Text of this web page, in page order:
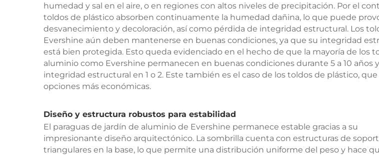
humedad y sal en el aire, o en regiones con altos niveles de precipitación. Por el
toldos de plástico absorben continuamente la humedad dañina, lo que puede
desvanecimiento y decoloración, así como pérdida de integridad estructural. Los
Evershine aún deben mantenerse en buenas condiciones, ya que su integridad
está bien protegida. Esto queda evidenciado en el hecho de que la mayoría de los
aluminio como Evershine permanecen en buenas condiciones durante 5 a 10 años
integridad estructural en 1 o 2. Este también es el caso de los toldos de plástico, que
opciones más económicas.
Diseño y estructura robustos para estabilidad
El paraguas de jardín de aluminio de Evershine permanece estable gracias a su
impresionante diseño arquitectónico. La sombrilla cuenta con estructuras de
triangulares en la base, lo que permite una distribución uniforme del peso y hace